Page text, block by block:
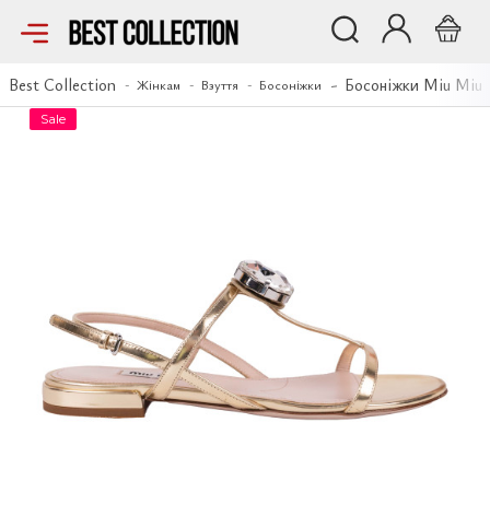
Best Collection Жінкам Взуття Босоніжки Босоніжки Miu Miu
Босоніжки Miu Miu
Sale